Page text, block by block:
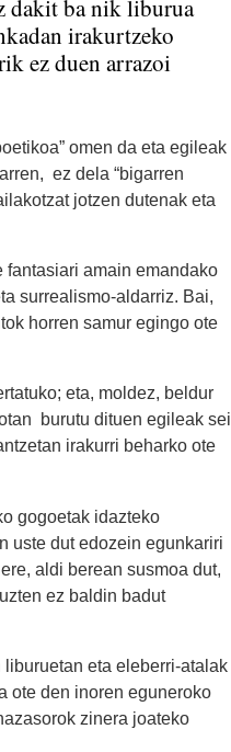
dakit ba nik liburua
irakurtzeko
ez duen arrazoi
omen da eta egileak
ez dela “bigarren
jotzen dutenak eta
fantasiari amain emandako
surrealismo-aldarriz. Bai,
horren samur egingo ote
eta, moldez, beldur
burutu dituen egileak sei
irakurri beharko ote
gogoetak idazteko
uste dut edozein egunkariri
aldi berean susmoa dut,
ez baldin badut
eta eleberri-atalak
ote den inoren eguneroko
zinera joateko